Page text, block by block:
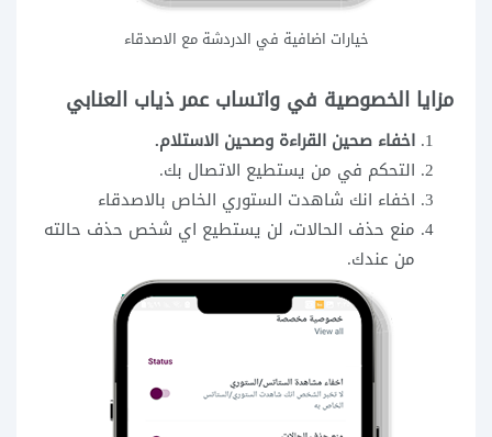
خيارات اضافية في الدردشة مع الاصدقاء
مزايا الخصوصية في واتساب عمر ذياب العنابي
اخفاء صحين القراءة وصحين الاستلام.
التحكم في من يستطيع الاتصال بك.
اخفاء انك شاهدت الستوري الخاص بالاصدقاء
منع حذف الحالات، لن يستطيع اي شخص حذف حالته
من عندك.